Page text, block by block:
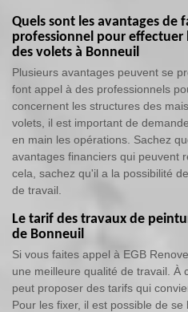
Quels sont les avantages de
professionnel pour effectuer
des volets à Bonneuil
Plusieurs avantages peuvent se
font appel à des professionnels
concernent les structures des
volets, il est important de
en main les opérations. Sachez
avantages financiers qui peuvent
cela, sachez qu'il a la possibilité
de travail.
Le tarif des travaux de
de Bonneuil
Si vous faites appel à EGB
une meilleure qualité de travail. À
peut proposer des tarifs qui
Pour les fixer, il est possible de